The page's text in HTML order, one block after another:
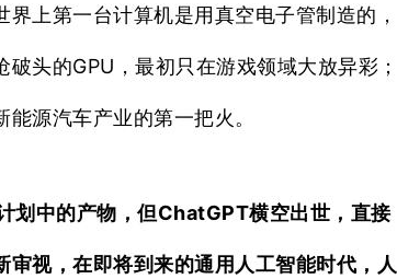
上第一台计算机是用真空电子管制造的，
头的GPU，最初只在游戏领域大放异彩；
源汽车产业的第一把火。
划中的产物，但ChatGPT横空出世，直接
视，在即将到来的通用人工智能时代，人